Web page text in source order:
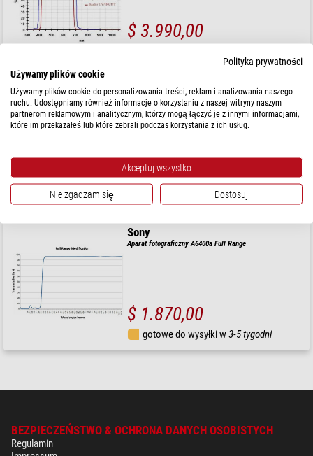
$ 3.990,00
Sony
Aparat fotograficzny A6400a Super UV/IR-Cut
$ 1.870,00
gotowe do wysyłki w3-5 tygodni
Sony
Aparat fotograficzny A6400a Full Range
$ 1.870,00
gotowe do wysyłki w3-5 tygodni
BEZPIECZEŃSTWO & OCHRONA DANYCH OSOBISTYCH
Regulamin
Polityka prywatności
Używamy plików cookie
Używamy plików cookie do personalizowania treści, reklam i analizowania naszego
ruchu. Udostępniamy również informacje o korzystaniu z naszej witryny naszym
partnerom reklamowym i analitycznym, którzy mogą łączyć je z innymi informacjami,
które im przekazałeś lub które zebrali podczas korzystania z ich usług.
Akceptuj wszystko
Nie zgadzam się Dostosuj